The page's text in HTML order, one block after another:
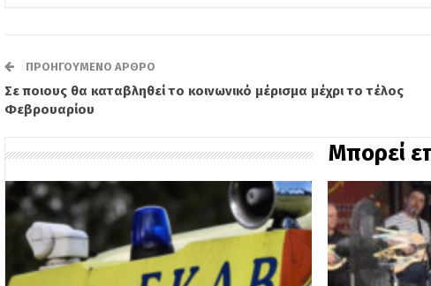
ΠΡΟΗΓΟΎΜΕΝΟ ΆΡΘΡΟ
Σε ποιους θα καταβληθεί το κοινωνικό μέρισμα μέχρι το τέλος
Φεβρουαρίου
Μπορεί